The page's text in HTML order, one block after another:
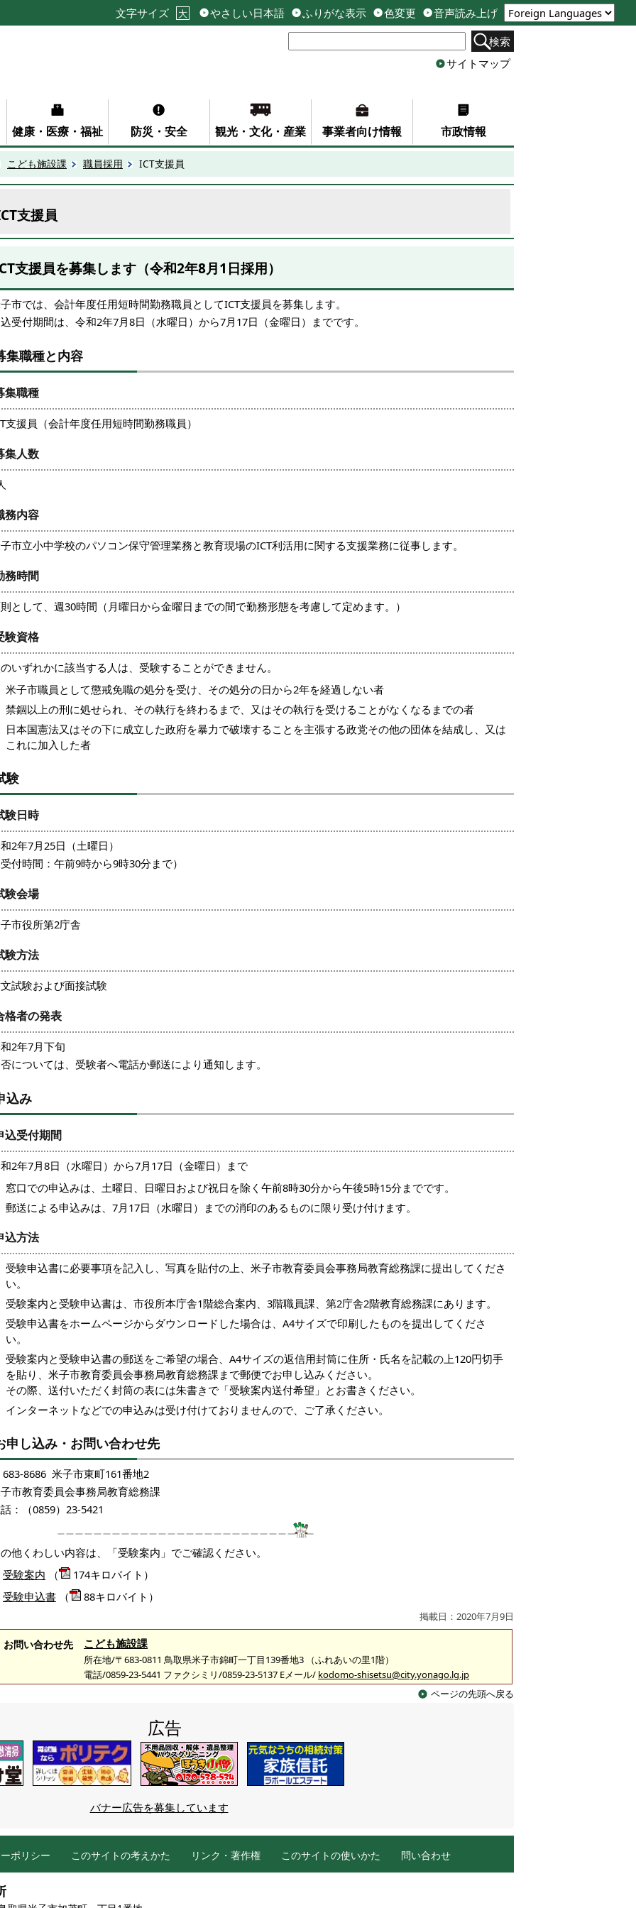
文字サイズ 大 やさしい日本語 ふりがな表示 色変更
音声読み上げ
検索
サイトマップ
健康・医療・福祉 防災・安全 観光・文化・産業 事業者向け情報 市政情報
こども施設課 職員採用 ICT支援員
支援員
支援員を募集します（令和2年8月1日採用）
市では、会計年度任用短時間勤務職員としてICT支援員を募集します。
受付期間は、令和2年7月8日（水曜日）から7月17日（金曜日）までです。
集職種と内容
集職種
支援員（会計年度任用短時間勤務職員）
集人数
務内容
市立小中学校のパソコン保守管理業務と教育現場のICT利活用に関する支援業務に従事します。
務時間
として、週30時間（月曜日から金曜日までの間で勤務形態を考慮して定めます。）
験資格
いずれかに該当する人は、受験することができません。
米子市職員として懲戒免職の処分を受け、その処分の日から2年を経過しない者
禁錮以上の刑に処せられ、その執行を終わるまで、又はその執行を受けることがなくなるまでの者
日本国憲法又はその下に成立した政府を暴力で破壊することを主張する政党その他の団体を結成し、又は
これに加入した者
験
験日時
2年7月25日（土曜日）
付時間：午前9時から9時30分まで）
験会場
市役所第2庁舎
験方法
試験および面接試験
格者の発表
2年7月下旬
については、受験者へ電話か郵送により通知します。
込み
込受付期間
2年7月8日（水曜日）から7月17日（金曜日）まで
窓口での申込みは、土曜日、日曜日および祝日を除く午前8時30分から午後5時15分までです。
郵送による申込みは、7月17日（水曜日）までの消印のあるものに限り受け付けます。
込方法
受験申込書に必要事項を記入し、写真を貼付の上、米子市教育委員会事務局教育総務課に提出してくださ
い。
受験案内と受験申込書は、市役所本庁舎1階総合案内、3階職員課、第2庁舎2階教育総務課にあります。
受験申込書をホームページからダウンロードした場合は、A4サイズで印刷したものを提出してくださ
い。
受験案内と受験申込書の郵送をご希望の場合、A4サイズの返信用封筒に住所・氏名を記載の上120円切手
を貼り、米子市教育委員会事務局教育総務課まで郵便でお申し込みください。
その際、送付いただく封筒の表には朱書きで「受験案内送付希望」とお書きください。
インターネットなどでの申込みは受け付けておりませんので、ご了承ください。
申し込み・お問い合わせ先
683-8686 米子市東町161番地2
市教育委員会事務局教育総務課
：（0859）23-5421
他くわしい内容は、「受験案内」でご確認ください。
受験案内 （
174キロバイト）
受験申込書 （ 88キロバイト）
掲載日：2020年7月9日
お問い合わせ先 こども施設課
所在地/〒683-0811 鳥取県米子市錦町一丁目139番地3 （ふれあいの里1階）
電話/0859-23-5441 ファクシミリ/0859-23-5137 Eメール/ kodomo-shisetsu@city.yonago.lg.jp
ページの先頭へ戻る
広告
バナー広告を募集しています
ポリシー このサイトの考えかた リンク・著作権 このサイトの使いかた 問い合わせ